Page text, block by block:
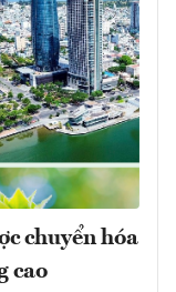
chuyển hóa
cao